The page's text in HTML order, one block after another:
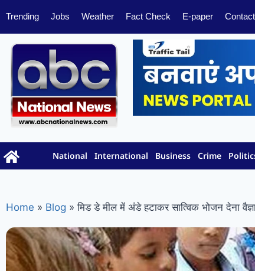
Trending Jobs Weather Fact Check E-paper
National International Business Crime
Home » Blog » मिड डे मील में अंडे हटाकर सात्विक भोजन देना